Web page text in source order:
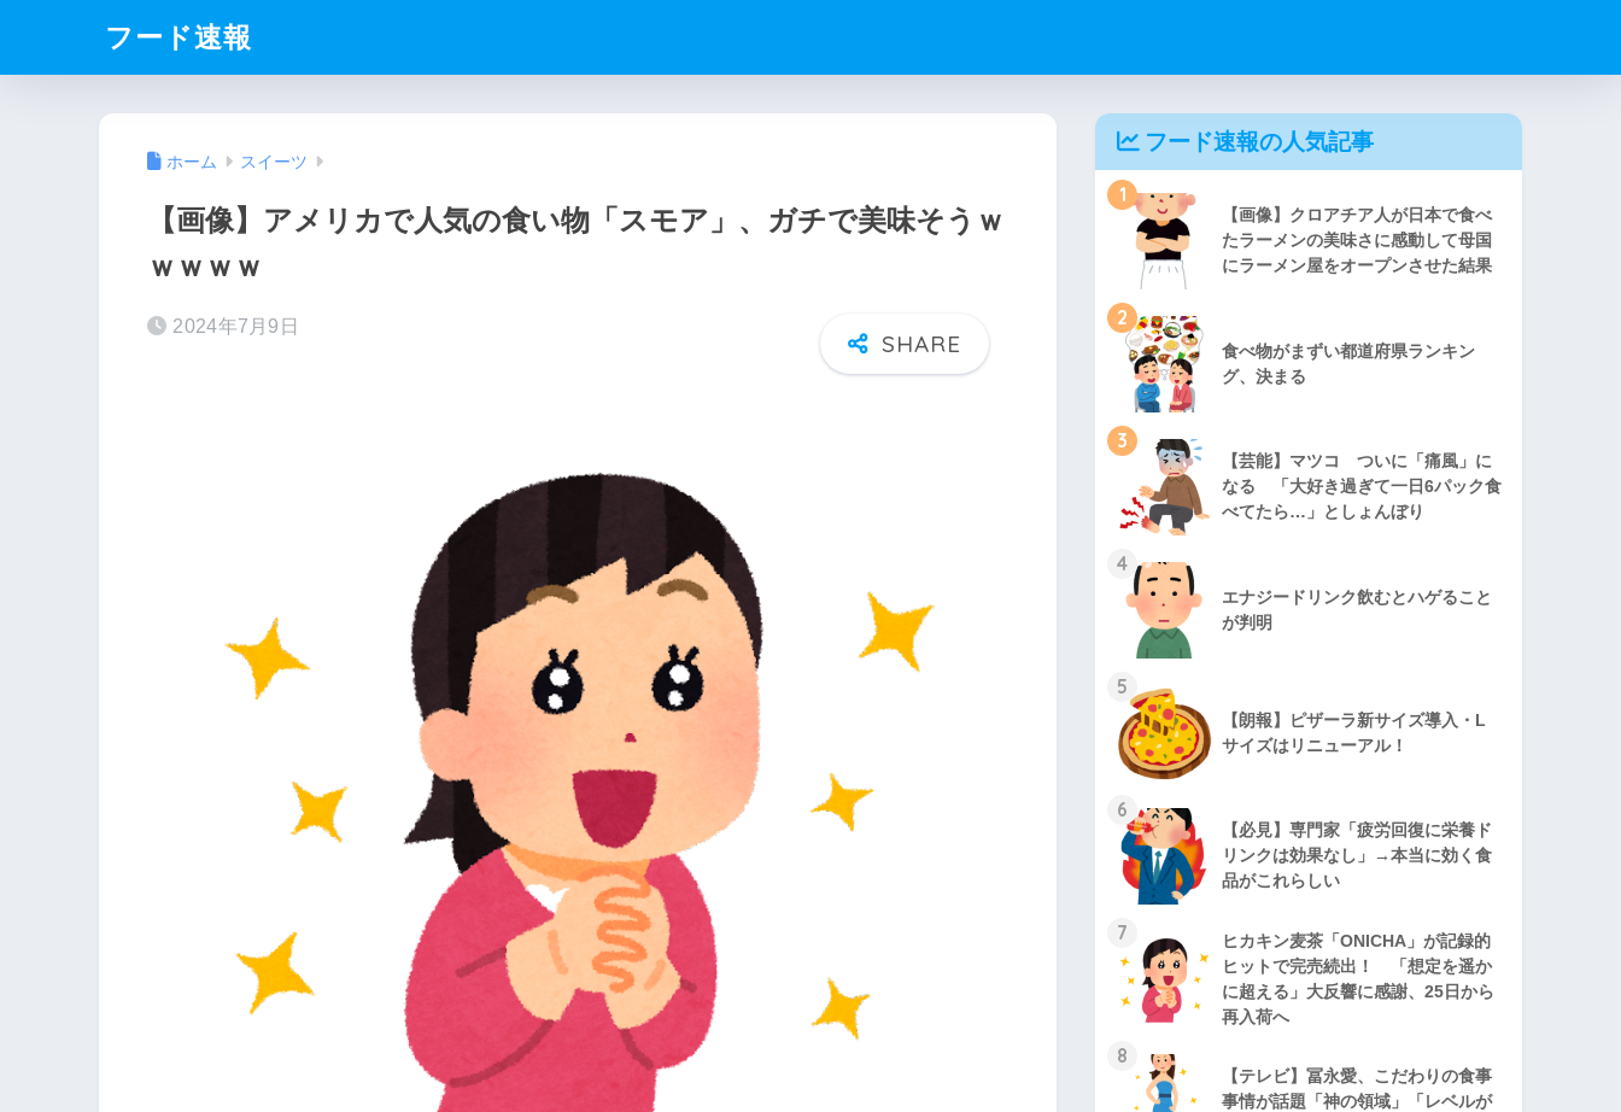
フード速報
ホーム スイーツ
【画像】アメリカで人気の食い物「スモア」、ガチで美味そうｗ
ｗｗｗｗ
2024年7月9日
フード速報の人気記事
1
【画像】クロアチア人が日本で食べ
たラーメンの美味さに感動して母国
にラーメン屋をオープンさせた結果
2
食べ物がまずい都道府県ランキン
グ、決まる
3
【芸能】マツコ ついに「痛風」に
なる 「大好き過ぎて一日6パック食
べてたら…」としょんぼり
4
エナジードリンク飲むとハゲること
が判明
5
【朗報】ピザーラ新サイズ導入・L
サイズはリニューアル！
6
【必見】専門家「疲労回復に栄養ド
リンクは効果なし」→本当に効く食
品がこれらしい
7
ヒカキン麦茶「ONICHA」が記録的
ヒットで完売続出！ 「想定を遥か
に超える」大反響に感謝、25日から
再入荷へ
8
【テレビ】冨永愛、こだわりの食事
事情が話題「神の領域」「レベルが